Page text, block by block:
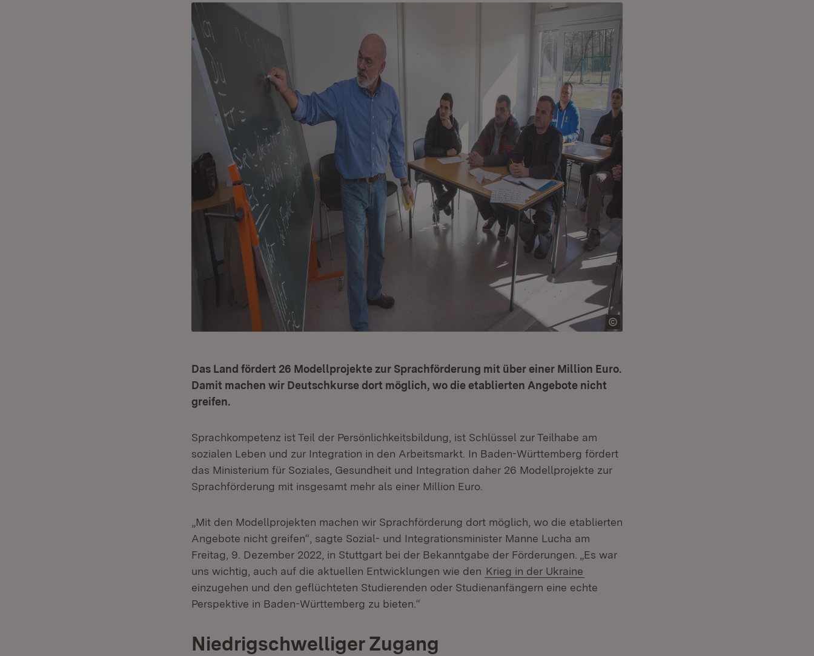
Das Land fördert 26 Modellprojekte zur Sprachförderung mit über einer Million Euro.
Damit machen wir Deutschkurse dort möglich, wo die etablierten Angebote nicht
greifen.
Sprachkompetenz ist Teil der Persönlichkeitsbildung, ist Schlüssel zur Teilhabe am
sozialen Leben und zur Integration in den Arbeitsmarkt. In Baden-Württemberg fördert
das Ministerium für Soziales, Gesundheit und Integration daher 26 Modellprojekte zur
Sprachförderung mit insgesamt mehr als einer Million Euro.
„Mit den Modellprojekten machen wir Sprachförderung dort möglich, wo die etablierten
Angebote nicht greifen“, sagte Sozial- und Integrationsminister Manne Lucha am
Freitag, 9. Dezember 2022, in Stuttgart bei der Bekanntgabe der Förderungen. „Es war
uns wichtig, auch auf die aktuellen Entwicklungen wie den Krieg in der Ukraine
einzugehen und den geflüchteten Studierenden oder Studienanfängern eine echte
Perspektive in Baden-Württemberg zu bieten.“
Niedrigschwelliger Zugang